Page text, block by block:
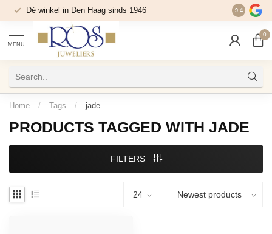
Dé winkel in Den Haag sinds 1946 9.4
MENU
0
Home / Tags / jade
PRODUCTS TAGGED WITH JADE
FILTERS